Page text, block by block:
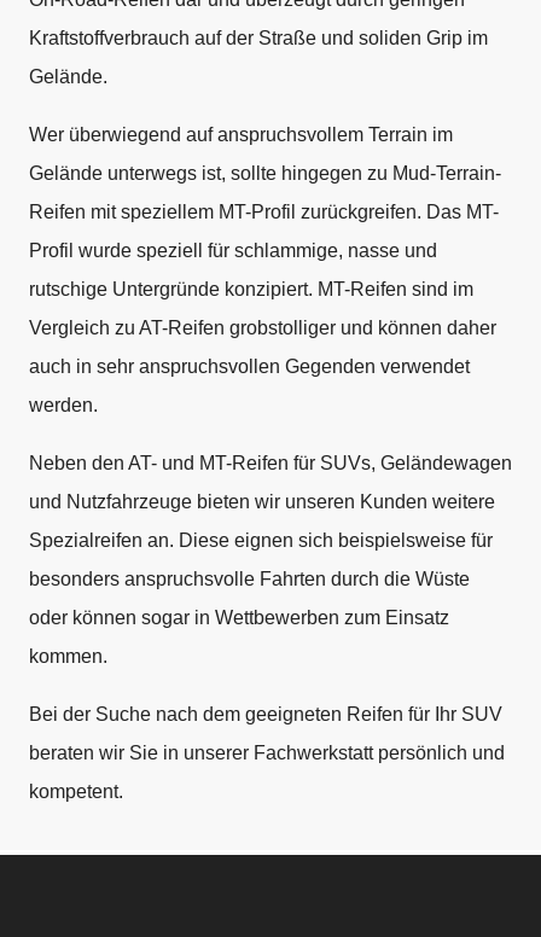
Kraftstoffverbrauch auf der Straße und soliden Grip im
Gelände.
Wer überwiegend auf anspruchsvollem Terrain im
Gelände unterwegs ist, sollte hingegen zu Mud-Terrain-
Reifen mit speziellem MT-Profil zurückgreifen. Das MT-
Profil wurde speziell für schlammige, nasse und
rutschige Untergründe konzipiert. MT-Reifen sind im
Vergleich zu AT-Reifen grobstolliger und können daher
auch in sehr anspruchsvollen Gegenden verwendet
werden.
Neben den AT- und MT-Reifen für SUVs, Geländewagen
und Nutzfahrzeuge bieten wir unseren Kunden weitere
Spezialreifen an. Diese eignen sich beispielsweise für
besonders anspruchsvolle Fahrten durch die Wüste
oder können sogar in Wettbewerben zum Einsatz
kommen.
Bei der Suche nach dem geeigneten Reifen für Ihr SUV
beraten wir Sie in unserer Fachwerkstatt persönlich und
kompetent.